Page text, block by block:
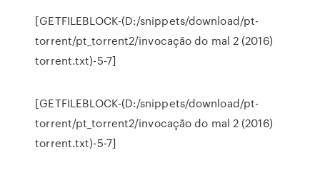
[GETFILEBLOCK-(D:/snippets/download/pt-
torrent/pt_torrent2/invocação do mal 2 (2016)
torrent.txt)-5-7]
[GETFILEBLOCK-(D:/snippets/download/pt-
torrent/pt_torrent2/invocação do mal 2 (2016)
torrent.txt)-5-7]